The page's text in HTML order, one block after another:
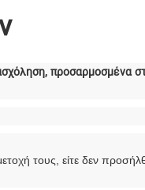
προσαρμοσμένα
τους, είτε δεν